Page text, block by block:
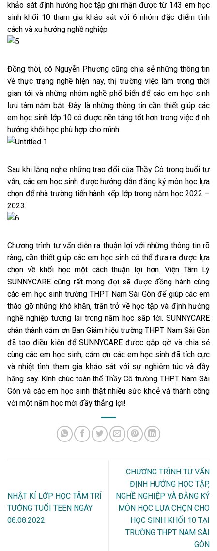
khảo sát định hướng học tập ghi nhận được từ 143 em học
sinh khối 10 tham gia khảo sát với 6 nhóm đặc điểm tính
cách và xu hướng nghề nghiệp.
Đồng thời, cô Nguyễn Phương cũng chia sẻ những thông tin
về thực trạng nghề hiện nay, thị trường việc làm trong thời
gian tới và những nhóm nghề phổ biển để các em học sinh
lưu tâm nắm bắt. Đây là những thông tin cần thiết giúp các
em học sinh lớp 10 có được nền tảng tốt hơn trong việc định
hướng khối học phù hợp cho mình.
Sau khi lắng nghe những trao đổi của Thầy Cô trong buổi tư
vấn, các em học sinh được hướng dẫn đăng ký môn học lựa
chọn để nhà trường tiến hành xếp lớp trong năm học 2022 –
2023.
Chương trình tư vấn diễn ra thuận lợi với những thông tin rõ
ràng, cần thiết giúp các em học sinh có thể đưa ra được lựa
chọn về khối học một cách thuận lợi hơn. Viện Tâm Lý
SUNNYCARE cũng rất mong đợi sẽ được đồng hành cùng
các em học sinh trường THPT Nam Sài Gòn để giúp các em
tháo gỡ những khó khăn, trăn trở về học tập và định hướng
nghề nghiệp tương lai trong năm học sắp tới. SUNNYCARE
chân thành cảm ơn Ban Giám hiệu trường THPT Nam Sài Gòn
đã tạo điều kiện để SUNNYCARE được gặp gỡ và chia sẻ
cùng các em học sinh, cảm ơn các em học sinh đã tích cực
và nhiệt tình tham gia khảo sát với sự nghiêm túc và đầy
hăng say. Kính chúc toàn thể Thầy Cô trường THPT Nam Sài
Gòn và các em học sinh thật nhiều sức khoẻ và thành công
với một năm học mới đầy thắng lợi!
NHẬT KÍ LỚP HỌC TÂM TRÍ
TƯỚNG TUỔI TEEN NGÀY
08.08.2022
CHƯƠNG TRÌNH TƯ VẤN
ĐỊNH HƯỚNG HỌC TẬP,
NGHỀ NGHIỆP VÀ ĐĂNG KÝ
MÔN HỌC LỰA CHỌN CHO
HỌC SINH KHỐI 10 TẠI
TRƯỜNG THPT NAM SÀI
GÒN